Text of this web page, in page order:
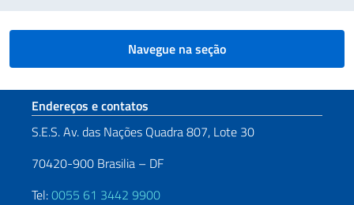
Navegue na seção
Seção de rodapé
Endereços e contatos
S.E.S. Av. das Nações Quadra 807, Lote 30
70420-900 Brasilia – DF
Tel:0055 61 3442 9900